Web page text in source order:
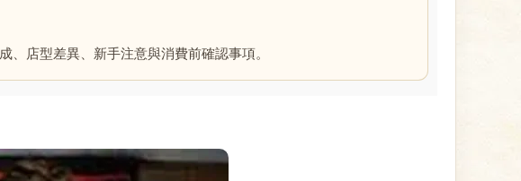
店型差異、新手注意與消費前確認事項。